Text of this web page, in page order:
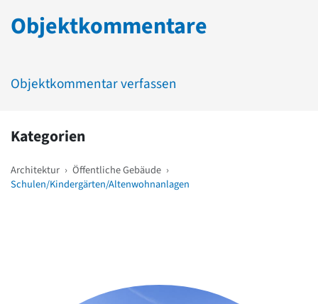
Objektkommentare
Objektkommentar verfassen
Kategorien
Architektur › Öffentliche Gebäude ›
Schulen/Kindergärten/Altenwohnanlagen